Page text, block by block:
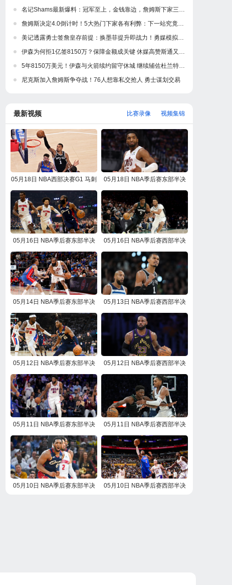
名记Shams最新爆料：冠军至上，金钱靠边，詹姆斯下家三强浮出水面
詹姆斯决定4.0倒计时！5大热门下家各有利弊：下一站究竟是何处？
美记透露勇士签詹皇存前提：换墨菲提升即战力！勇媒模拟5换1出3首轮
伊森为何拒1亿签8150万？保障金额成关键 休媒高赞斯通又一妙手
5年8150万美元！伊森与火箭续约留守休城 继续辅佐杜兰特冲冠
尼克斯加入詹姆斯争夺战！76人想靠私交抢人 勇士谋划交易
最新视频 视频集锦
比赛录像
05月18日 NBA西部决赛G1 马刺
05月18日 NBA季后赛东部半决
05月16日 NBA季后赛东部半决
05月16日 NBA季后赛西部半决
放
05月14日 NBA季后赛东部半决
05月13日 NBA季后赛西部半决
放
05月12日 NBA季后赛东部半决
05月12日 NBA季后赛西部半决
05月11日 NBA季后赛东部半决
放
05月11日 NBA季后赛西部半决
放
05月10日 NBA季后赛东部半决
05月10日 NBA季后赛西部半决